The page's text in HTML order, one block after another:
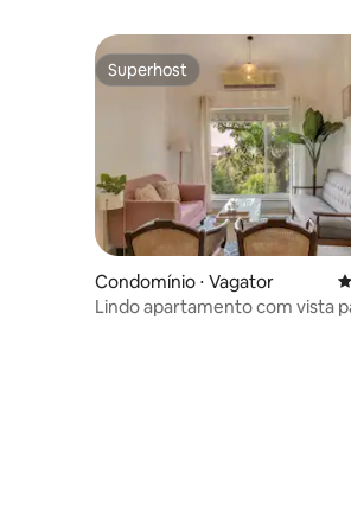
Superhost
Superhost
Condomínio ⋅ Vagator
Lindo apartamento com vista